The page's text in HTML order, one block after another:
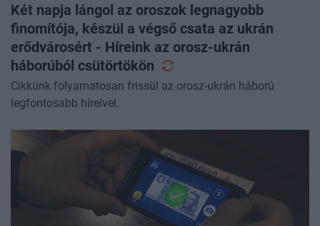
Két napja lángol az oroszok legnagyobb
finomítója, készül a végső csata az ukrán
erődvárosért - Híreink az orosz-ukrán
háborúból csütörtökön
Cikkünk folyamatosan frissül az orosz-ukrán háború
legfontosabb híreivel.